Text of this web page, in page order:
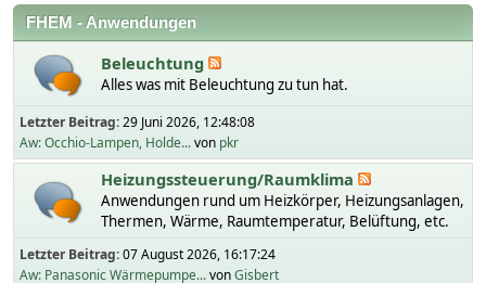
FHEM - Anwendungen
Beleuchtung
Alles was mit Beleuchtung zu tun hat.
Letzter Beitrag:29 Juni 2026, 12:48:08
Aw: Occhio-Lampen, Holde...von pkr
Heizungssteuerung/Raumklima
Anwendungen rund um Heizkörper, Heizungsanlagen,
Thermen, Wärme, Raumtemperatur, Belüftung, etc.
Letzter Beitrag:07 August 2026, 16:17:24
Aw: Panasonic Wärmepumpe...vonGisbert